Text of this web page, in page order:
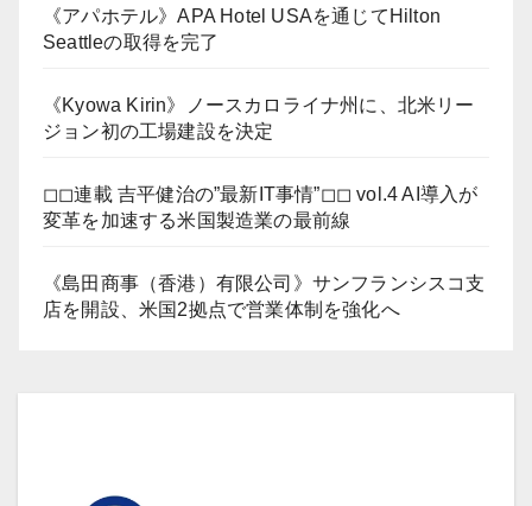
《アパホテル》APA Hotel USAを通じてHilton
Seattleの取得を完了
《Kyowa Kirin》ノースカロライナ州に、北米リー
ジョン初の工場建設を決定
◻︎◻︎連載 吉平健治の”最新IT事情”◻︎◻︎ vol.4 AI導入が
変革を加速する米国製造業の最前線
《島田商事（香港）有限公司》サンフランシスコ支
店を開設、米国2拠点で営業体制を強化へ